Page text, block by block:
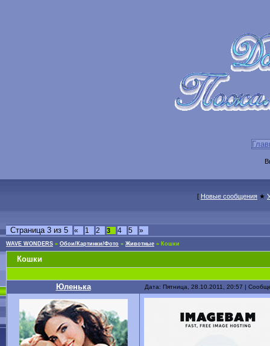
[ Новые сообщения ★
Страница 3 из 5 « 1 2 3 4 5 »
WAVE WONDERS » Обои/Картинки/Фото » Животные » Кошки
Кошки
Юленька Дата: Пятница, 28.10.2011, 20:57 |